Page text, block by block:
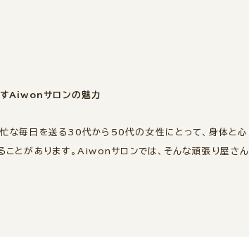
Aiwonサロンの魅力
な毎日を送る30代から50代の女性にとって、身体と心
ことがあります。Aiwonサロンでは、そんな頑張り屋さ